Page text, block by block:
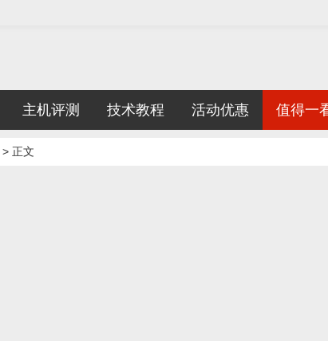
主机评测 技术教程 活动优惠 值得一
> 正文